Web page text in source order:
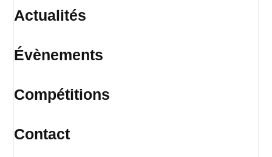
Actualités
Évènements
Compétitions
Contact